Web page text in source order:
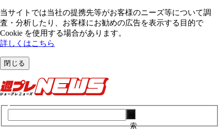
当サイトでは当社の提携先等がお客様のニーズ等について調
査・分析したり、お客様にお勧めの広告を表⽰する⽬的で
Cookie を使⽤する場合があります。
詳しくはこちら
閉じる
索